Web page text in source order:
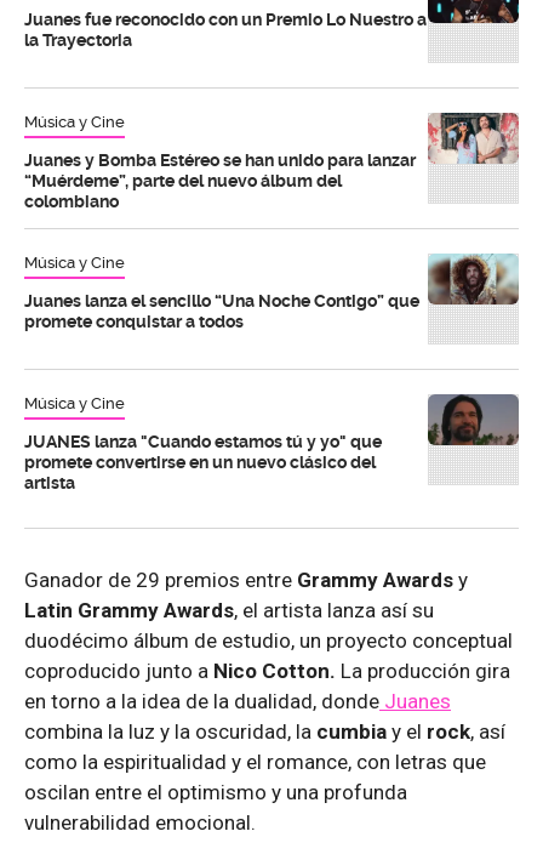
Juanes fue reconocido con un Premio Lo Nuestro a
la Trayectoria
Música y Cine
Juanes y Bomba Estéreo se han unido para lanzar
“Muérdeme”, parte del nuevo álbum del
colombiano
Música y Cine
Juanes lanza el sencillo “Una Noche Contigo” que
promete conquistar a todos
Música y Cine
JUANES lanza "Cuando estamos tú y yo" que
promete convertirse en un nuevo clásico del
artista
Ganador de 29 premios entre Grammy Awards y
Latin Grammy Awards, el artista lanza así su
duodécimo álbum de estudio, un proyecto conceptual
coproducido junto a Nico Cotton. La producción gira
en torno a la idea de la dualidad, donde Juanes
combina la luz y la oscuridad, la cumbia y el rock, así
como la espiritualidad y el romance, con letras que
oscilan entre el optimismo y una profunda
vulnerabilidad emocional.